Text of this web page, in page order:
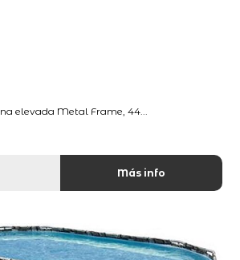
elevada Metal Frame, 44...
Más info